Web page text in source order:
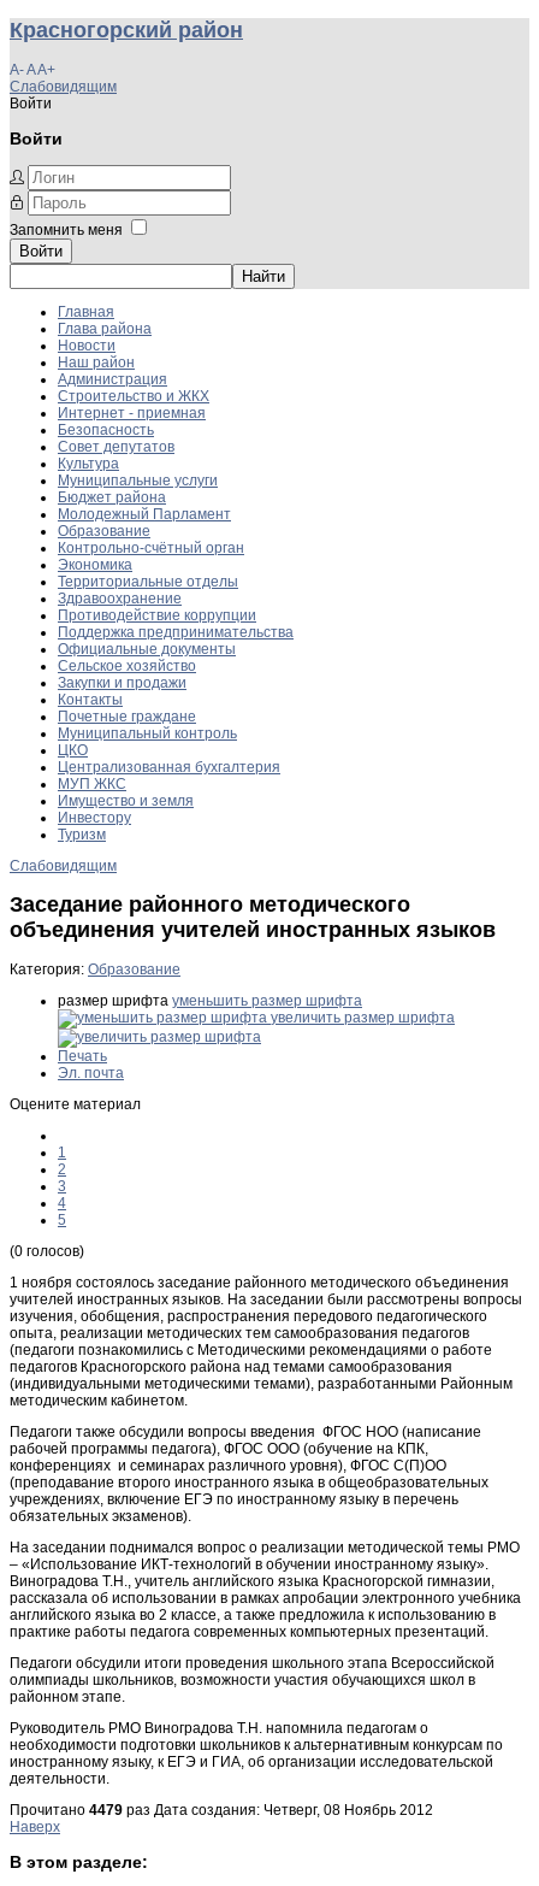
Красногорский район
A-AA+
Слабовидящим
Войти
Войти
Запомнить меня
Войти
Главная
Глава района
Новости
Наш район
Администрация
Строительство и ЖКХ
Интернет - приемная
Безопасность
Совет депутатов
Культура
Муниципальные услуги
Бюджет района
Молодежный Парламент
Образование
Контрольно-счётный орган
Экономика
Территориальные отделы
Здравоохранение
Противодействие коррупции
Поддержка предпринимательства
Официальные документы
Сельское хозяйство
Закупки и продажи
Контакты
Почетные граждане
Муниципальный контроль
ЦКО
Централизованная бухгалтерия
МУП ЖКС
Имущество и земля
Инвестору
Туризм
Слабовидящим
Заседание районного методического
объединения учителей иностранных языков
Категория: Образование
размер шрифта уменьшить размер шрифта
увеличить размер шрифта
Печать
Эл. почта
Оцените материал
1
2
3
4
5
(0 голосов)
1 ноября состоялось заседание районного методического объединения
учителей иностранных языков. На заседании были рассмотрены вопросы
изучения, обобщения, распространения передового педагогического
опыта, реализации методических тем самообразования педагогов
(педагоги познакомились с Методическими рекомендациями о работе
педагогов Красногорского района над темами самообразования
(индивидуальными методическими темами), разработанными Районным
методическим кабинетом.
Педагоги также обсудили вопросы введения ФГОС НОО (написание
рабочей программы педагога), ФГОС ООО (обучение на КПК,
конференциях и семинарах различного уровня), ФГОС С(П)ОО
(преподавание второго иностранного языка в общеобразовательных
учреждениях, включение ЕГЭ по иностранному языку в перечень
обязательных экзаменов).
На заседании поднимался вопрос о реализации методической темы РМО
– «Использование ИКТ-технологий в обучении иностранному языку».
Виноградова Т.Н., учитель английского языка Красногорской гимназии,
рассказала об использовании в рамках апробации электронного учебника
английского языка во 2 классе, а также предложила к использованию в
практике работы педагога современных компьютерных презентаций.
Педагоги обсудили итоги проведения школьного этапа Всероссийской
олимпиады школьников, возможности участия обучающихся школ в
районном этапе.
Руководитель РМО Виноградова Т.Н. напомнила педагогам о
необходимости подготовки школьников к альтернативным конкурсам по
иностранному языку, к ЕГЭ и ГИА, об организации исследовательской
деятельности.
Прочитано 4479 раз Дата создания: Четверг, 08 Ноябрь 2012
Наверх
В этом разделе: